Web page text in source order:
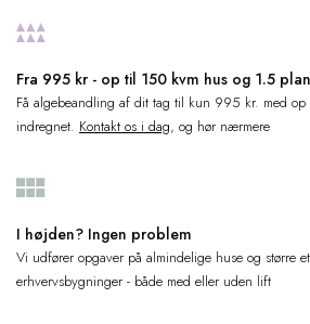
Fra 995 kr - op til 150 kvm hus og 1.5 plan
Få algebeandling af dit tag til kun 995 kr. med
indregnet. Kontakt os i dag, og hør nærmere
I højden? Ingen problem
Vi udfører opgaver på almindelige huse og større
erhvervsbygninger - både med eller uden lift